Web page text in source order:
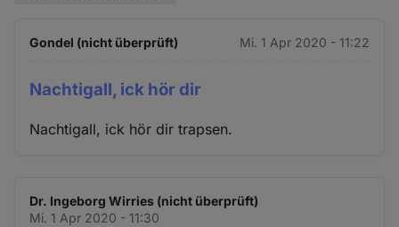
Gondel (nicht überprüft) Mi. 1 Apr 2020 - 11:22
Nachtigall, ick hör dir
Nachtigall, ick hör dir trapsen.
Dr. Ingeborg Wirries (nicht überprüft)
Mi. 1 Apr 2020 - 11:30